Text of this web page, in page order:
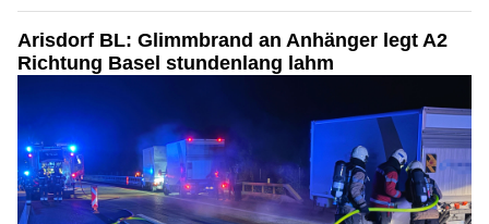
Arisdorf BL: Glimmbrand an Anhänger legt A2
Richtung Basel stundenlang lahm